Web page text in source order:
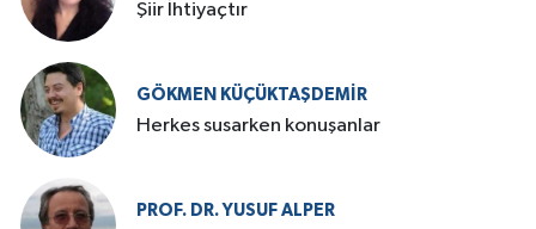
Şiir İhtiyaçtır
GÖKMEN KÜÇÜKTAŞDEMIR
Herkes susarken konuşanlar
PROF. DR. YUSUF ALPER